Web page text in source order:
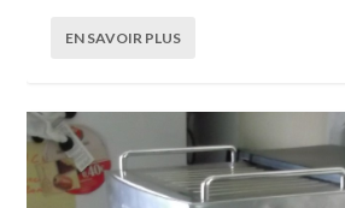
EN SAVOIR PLUS